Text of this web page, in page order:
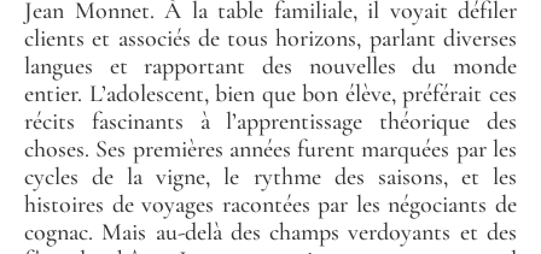
Jean Monnet. À la table familiale, il voyait défiler
clients et associés de tous horizons, parlant diverses
langues et rapportant des nouvelles du monde
entier. L’adolescent, bien que bon élève, préférait ces
récits fascinants à l’apprentissage théorique des
choses. Ses premières années furent marquées par les
cycles de la vigne, le rythme des saisons, et les
histoires de voyages racontées par les négociants de
cognac. Mais au-delà des champs verdoyants et des